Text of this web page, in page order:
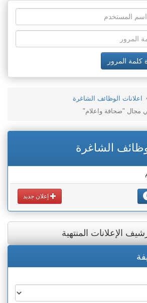
كلمة المرور
اعلانات الوظائف الشاغرة
"صحافة واعلام"
الشاغرة
إعلان جديد
الإعلانات المنتهية